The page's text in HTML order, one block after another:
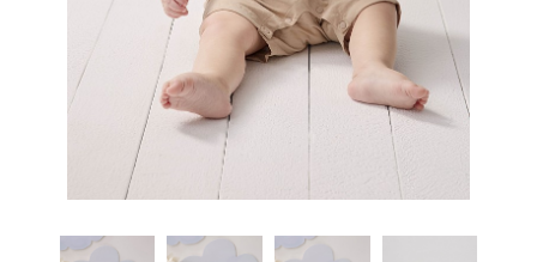
現腸絞痛症狀，但不可將寶寶包得太緊，以免阻礙孩子的發育能會出現髖關節發育不
良等問題。嬰兒包巾建議用到何時身形等不同條件，市售嬰兒包巾大多可分，甚至還
有專為大及1歲大等不同月齡層的寶寶所設計的嬰兒包巾，但通常1歲之後就不建議再
繼續使用。薛惠珍護理長針對不同月齡的寶寶，提出幾項使用嬰兒包巾的建議。新生
兒容易出現驚嚇反射，建議父母可適度使用嬰兒包巾來包覆寶寶全身，讓寶寶的睡眠
能更加安穩。這個階段的寶寶已不太會有驚嚇反射些寶寶已開始能伸張手臂、翻身、
抬頭，如果用嬰兒包巾包住全身，有些寶寶可能會想掙脫，因此建議白天可以不使用
嬰兒包巾，到了晚上再用即可。薛惠珍護理長說明：「縱使寶寶已經不再出現驚嚇反
射，但如果還無法妥善翻身，可能會不小心轉換成趴睡或側睡姿勢，進而造成窒息或
猝死，所以建議家長晚上最好還是使用嬰兒包巾
採用頂級棉花原料，超柔軟高韌性，平滑、不易起毛球，容易清潔保
養。高通透性，不生黴菌、不易過敏。吸水度高，不易脫色與肌膚嬰兒包巾極佳的親
三層加厚保暖布-嬰兒包巾 三層暖棉編織法嬰兒包巾
，保暖不悶熱。含空氣層
組織，上下兩層100%純棉中，加入一層阻隔層避免冷空氣進入，增加保暖效果且不
易產生毛球顆粒。 註：洗滌方式弱水流洗或手洗，避免夾棉紗結條現象。
保暖易洗快乾不皺縮，毛圈面經剪毛處理，布質光澤自然，不起球穩定度
佳、平滑好伸展、質地柔軟，高通透性、不易過敏。
也能快速吸水排汗。使用包巾的注意事項包巾可以使用到何時？這個問題並嬰兒包巾
嬰兒包巾標準答案，嬰兒包巾每個寶寶對包巾的喜好與適應程度也嬰兒包巾嬰兒包巾
不同。主要的使用階段是出生後的最初幾個星期之內嬰兒包巾，最晚建議不要超過4
個月。隨著寶寶逐漸長大，建議媽咪可以在寶寶睡覺時包上
嬰兒包巾
就好，其他時間
可以解開包巾，讓寶寶手腳自由伸展，幫助肢體動作發展。推薦延伸閱讀：寶寶的肢
體動作發展與引導方法此外，媽咪也要觀察寶寶反應，判斷是否嬰兒包巾拿嬰兒包巾
掉包巾的必要。當寶寶揮舞手腳、試圖掙脫，或一包上包巾就皺眉、哭泣的話，
註：底不耐磨請注意洗滌方式。 無撚紗-嬰兒包巾
術，觸感更為柔軟溫和細緻，
嬰兒包巾
質地蓬鬆，吸濕性佳、透氣速乾，不易掉棉
絮。嚴選最好天然特長100%純棉製成，嬰兒包巾以嬰兒包巾對肌膚無刺激性、無過
關於寶寶使用嬰兒包巾這件事，很多媽咪都嬰兒包巾不同的意見，究竟包巾可以使用
多久，又嬰兒包巾哪些一定要注意嬰兒包巾的細節，以下就為媽咪一一解惑！★ 貼心
小叮嚀：嬰兒包巾4個月以前的寶寶，容易得到腸絞痛、腸道痙攣、腹部膨風的不舒
服症狀，會使寶寶半夜嚎啕大哭，難以安撫。除了一定要帶寶寶就醫，嬰兒包巾媽咪
也可以嘗試用包巾包覆寶寶給予安撫。推薦延伸閱讀：寶寶腸絞痛該怎麼辦？3. 協助
包巾包巾協助支撐的話，比較容易將寶寶穩穩地抱起來，不會輕易滑落，給親戚朋友
輪流抱來抱去時，媽咪也會比較安心喔！留意氣溫高低如果正值炎熱夏天，或處於溫
的笨媽媽嬰兒包巾不過每位小貝比的個性不同，嬰兒包巾的喜歡包緊一點、嬰兒包巾
的喜歡包鬆一點媽咪可能要自己觀察自己的孩子喜歡什麼方式但千萬不要不包~
棉紗的包巾，嬰兒包巾看了覺得好心酸，嘟嘟怎麼被絲襪捆起來了啊?????婆婆說:
嬰兒包巾辦法，只能等下去買包巾了。 後來婆婆買嬰兒包巾來的是傳統的正方形那
種，洗了晾乾之後婆婆馬上拿來用